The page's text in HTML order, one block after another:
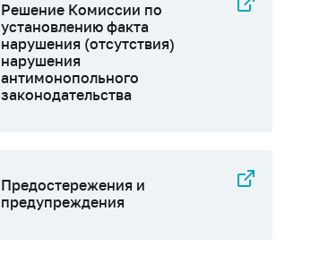
Решение Комиссии по
установлению факта
нарушения (отсутствия)
нарушения
антимонопольного
законодательства
Предостережения и
предупреждения